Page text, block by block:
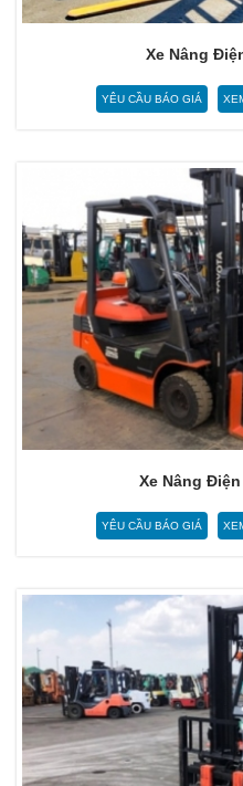
Xe Nâng
YÊU CẦU BÁO GIÁ
Xe Nâng
YÊU CẦU BÁO GIÁ